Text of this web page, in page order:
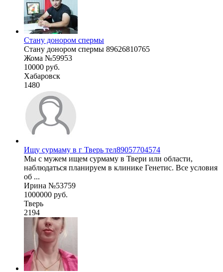
Стану донором спермы
Стану донором спермы 89626810765
Жома №59953
10000 руб.
Хабаровск
1480
Ищу сурмаму в г Тверь тел89057704574
Мы с мужем ищем сурмаму в Твери или области,
наблюдаться планируем в клинике Генетис. Все условия
об ...
Ирина №53759
1000000 руб.
Тверь
2194